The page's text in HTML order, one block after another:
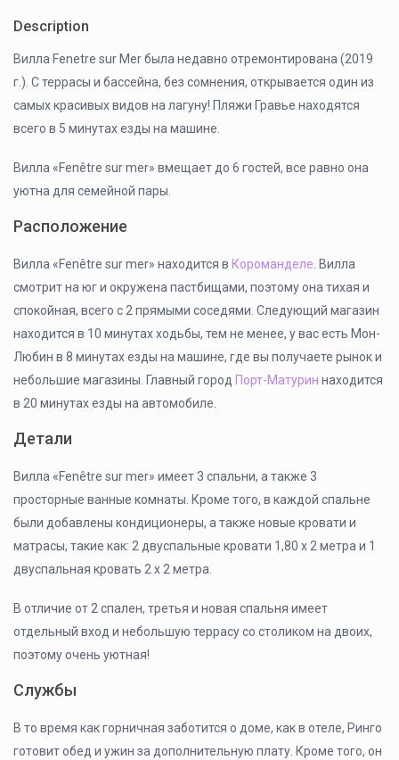
Description
Вилла Fenetre sur Mer была недавно отремонтирована (2019
г.). С террасы и бассейна, без сомнения, открывается один из
самых красивых видов на лагуну! Пляжи Гравье находятся
всего в 5 минутах езды на машине.
Вилла «Fenêtre sur mer» вмещает до 6 гостей, все равно она
уютна для семейной пары.
Расположение
Вилла «Fenêtre sur mer» находится в Короманделе . Вилла
смотрит на юг и окружена пастбищами, поэтому она тихая и
спокойная, всего с 2 прямыми соседями. Следующий магазин
находится в 10 минутах ходьбы, тем не менее, у вас есть Мон-
Любин в 8 минутах езды на машине, где вы получаете рынок и
небольшие магазины. Главный город Порт-Матурин находится
в 20 минутах езды на автомобиле.
Детали
Вилла «Fenêtre sur mer» имеет 3 спальни, а также 3
просторные ванные комнаты. Кроме того, в каждой спальне
были добавлены кондиционеры, а также новые кровати и
матрасы, такие как: 2 двуспальные кровати 1,80 х 2 метра и 1
двуспальная кровать 2 х 2 метра.
В отличие от 2 спален, третья и новая спальня имеет
отдельный вход и небольшую террасу со столиком на двоих,
поэтому очень уютная!
Службы
В то время как горничная заботится о доме, как в отеле, Ринго
готовит обед и ужин за дополнительную плату. Кроме того, он